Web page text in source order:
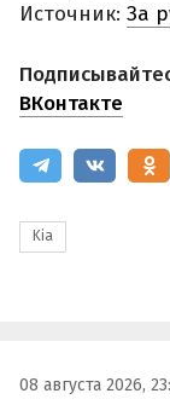
Источник: За
ВКонтакте
Kia
08 августа 2026,